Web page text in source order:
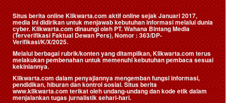
Situs berita online Klikwarta.com aktif online sejak Januari 2017,
media ini didirikan untuk menjawab kebutuhan informasi melalui dunia
cyber. Klikwarta.com dinaungi oleh PT. Wahana Bintang Media
(Terverifikasi Faktual Dewan Pers), Nomor : 363/DP-
Verifikasi/K/X/2025.
Melalui berbagai rubrik/konten yang ditampilkan, Klikwarta.com terus
melakukan pembenahan untuk memenuhi kebutuhan pembaca sesuai
kekiniannya.
Klikwarta.com dalam penyajiannya mengemban fungsi informasi,
pendidikan, hiburan dan kontrol sosial. Situs berita
www.klikwarta.com terikat oleh undang-undang dan kode etik dalam
menjalankan tugas jurnalistik sehari-hari.